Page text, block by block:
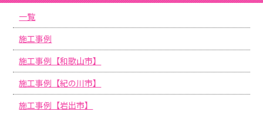
一覧
施工事例
施工事例【和歌山市】
施工事例【紀の川市】
施工事例【岩出市】